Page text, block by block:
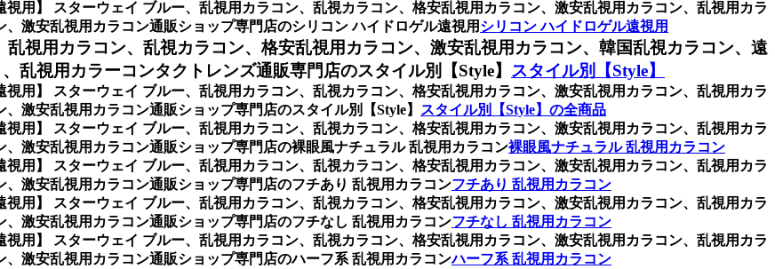
視用】 スターウェイ ブルー、乱視用カラコン、乱視カラコン、格安乱視用カラコン、激安乱視用カラコン、乱視用カラ
激安乱視用カラコン通販ショップ専門店のシリコン ハイドロゲル遠視用 シリコン ハイドロゲル遠視用
乱視用カラコン、乱視カラコン、格安乱視用カラコン、激安乱視用カラコン、韓国乱視カラコン、遠
乱視用カラーコンタクトレンズ通販専門店のスタイル別【Style】 スタイル別【Style】
視用】 スターウェイ ブルー、乱視用カラコン、乱視カラコン、格安乱視用カラコン、激安乱視用カラコン、乱視用カラ
激安乱視用カラコン通販ショップ専門店のスタイル別【Style】
スタイル別【Style】の全商品
視用】 スターウェイ ブルー、乱視用カラコン、乱視カラコン、格安乱視用カラコン、激安乱視用カラコン、乱視用カラ
激安乱視用カラコン通販ショップ専門店の裸眼風ナチュラル 乱視用カラコン裸眼風ナチュラル 乱視用カラコン
視用】 スターウェイ ブルー、乱視用カラコン、乱視カラコン、格安乱視用カラコン、激安乱視用カラコン、乱視用カラ
激安乱視用カラコン通販ショップ専門店のフチあり 乱視用カラコンフチあり 乱視用カラコン
視用】 スターウェイ ブルー、乱視用カラコン、乱視カラコン、格安乱視用カラコン、激安乱視用カラコン、乱視用カラ
激安乱視用カラコン通販ショップ専門店のフチなし 乱視用カラコンフチなし 乱視用カラコン
視用】 スターウェイ ブルー、乱視用カラコン、乱視カラコン、格安乱視用カラコン、激安乱視用カラコン、乱視用カラ
激安乱視用カラコン通販ショップ専門店のハーフ系 乱視用カラコンハーフ系 乱視用カラコン